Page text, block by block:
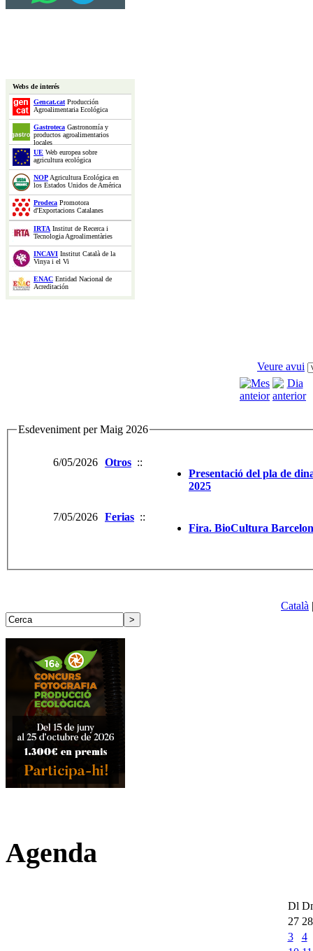
Webs de interés
Gencat.catProducción
Agroalimentaria Ecológica
Gastroteca Gastronomía y
productos agroalimentarios
locales
UE Web europea sobre
agricultura ecológica
NOPAgricultura Ecológica en
los Estados Unidos de América
Prodeca Promotora
d'Exportacions Catalanes
IRTA Institut de Recerca i
Tecnologia Agroalimentàries
INCAVI Institut Català de la
Vinya i el Vi
ENAC Entidad Nacional de
Acreditación
Veure avui
Esdeveniment per Maig 2026
6/05/2026 Otros ::
Presentació del pla de
2025
7/05/2026 Ferias ::
Fira. BioCultura
Català
Agenda
Dl
27 28
3
4